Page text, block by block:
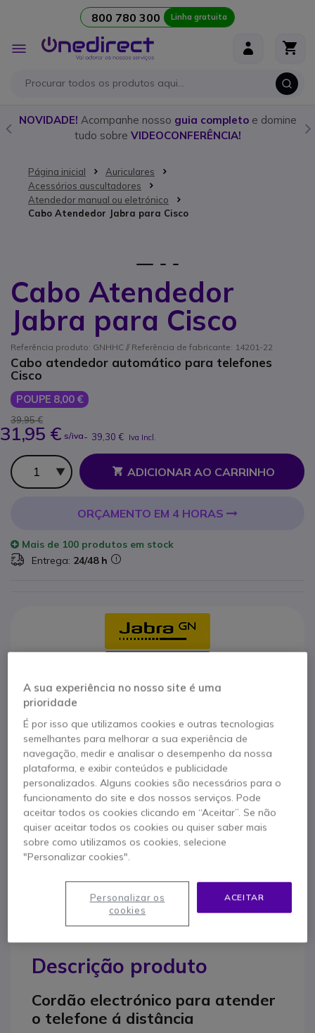
800 780 300 Linha gratuita
Alternar
Nav
NOVIDADE! Acompanhe nosso guia completoe domine
tudo sobre VIDEOCONFERÊNCIA!
Página inicial
Auriculares
Acessórios auscultadores
Atendedor manual ou eletrónico
Cabo Atendedor Jabra para Cisco
Cabo Atendedor
Jabra para Cisco
Referência produto: GNHHC // Referência de fabricante: 14201-22
Cabo atendedor automático para telefones
Cisco
POUPE 8,00 €
39,95 €
31,95 € s/iva- 39,30 € Iva Incl.
Qtd
ADICIONAR AO CARRINHO
ORÇAMENTO EM 4 HORAS
Mais de 100 produtos em stock
Entrega: 24/48 h
Características principais
Cordão electronicopara atender o telefone á distância
Compativel com osauriculares sem fios
Jabra PRO 9460 / 9465 Mono e Duo
Compativel com os telefonesIP CISCO:
7942G
7945G
7962G
7965G
7975G
Mostrar mais
Contacte os nossos peritos -Linha gratuita
Saltar para o início da Galeria de imagens
Descrição produto
Cordão electrónico para atender
o telefone á distância
A sua experiência no nosso site é uma
prioridade
É por isso que utilizamos cookies e outras tecnologias
semelhantes para melhorar a sua experiência de
navegação, medir e analisar o desempenho da nossa
plataforma, e exibir conteúdos e publicidade
personalizados. Alguns cookies são necessários para o
funcionamento do site e dos nossos serviços. Pode
aceitar todos os cookies clicando em “Aceitar”. Se não
quiser aceitar todos os cookies ou quiser saber mais
sobre como utilizamos os cookies, selecione
"Personalizar cookies".
ACEITAR
Personalizar os
cookies